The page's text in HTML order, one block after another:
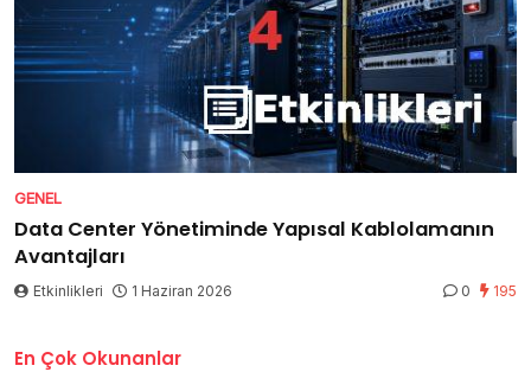
GENEL
Data Center Yönetiminde Yapısal Kablolamanın
Avantajları
Etkinlikleri 1 Haziran 2026 0 195
En Çok Okunanlar